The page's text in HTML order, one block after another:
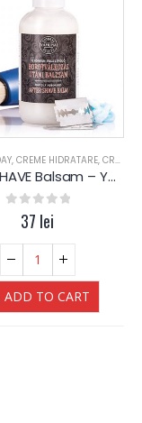
, CREME HIDRATARE, CREME SPECIALE
AFTER SHAVE Balsam – Yamuna
out of 5
37 lei
ADD TO CART